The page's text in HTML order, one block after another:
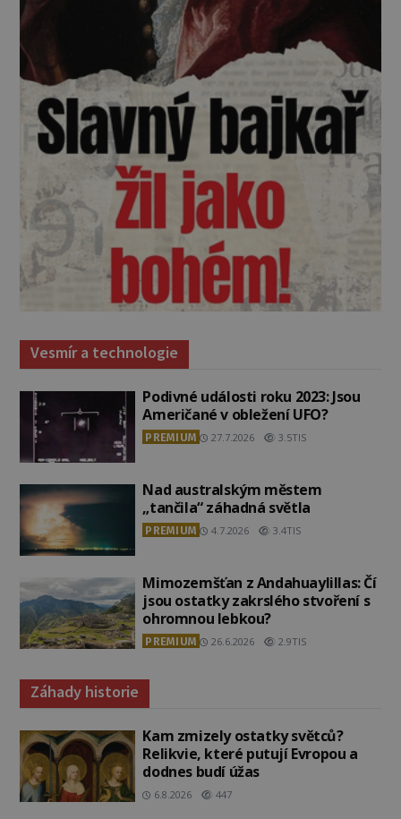
Vesmír a technologie
Podivné události roku 2023: Jsou
Američané v obležení UFO?
PREMIUM 27.7.2026 3.5TIS
Nad australským městem
„tančila“ záhadná světla
PREMIUM 4.7.2026 3.4TIS
Mimozemšťan z Andahuaylillas: Čí
jsou ostatky zakrslého stvoření s
ohromnou lebkou?
PREMIUM 26.6.2026 2.9TIS
Záhady historie
Kam zmizely ostatky světců?
Relikvie, které putují Evropou a
dodnes budí úžas
6.8.2026 447